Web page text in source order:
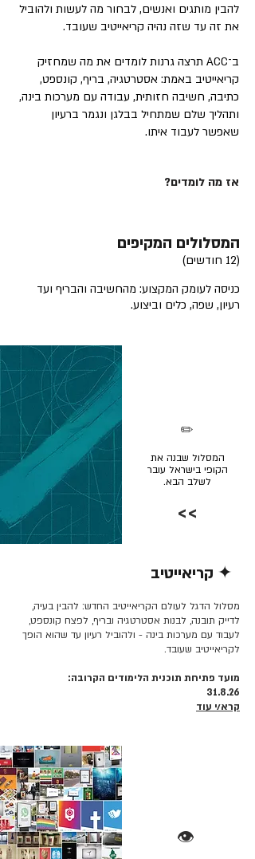
להבין מותגים ואנשים, לבחור מה לעשות ולהוביל
את זה עד שזה נהיה קריאייטיב שעובד.
ב־ACC תרצה גרנות לומדים את מה שמחזיק
קריאייטיב באמת: אסטרטגיה, בריף, קונספט,
כתיבה, חשיבה חזותית, עבודה עם מערכות בינה,
ותהליך שלם שמתחיל בבלגן ונגמר ברעיון
שאפשר לעבוד איתו.
אז מה לומדים?
המסלולים המקיפים
(12 חודשים)
כניסה לעומק המקצוע: מהחשיבה והבריף ועד
רעיון, שפה, כלים וביצוע.
המסלול שבנה את
הקופי בישראל עובר
לשלב הבא.
✏️
>>
✦ קריאייטיב
מסלול הדגל לעולם הקריאייטיב החדש: להבין בעיה,
לדייק תובנה, לבנות אסטרטגיה ובריף, לפצח קונספט,
לעבוד עם מערכות בינה - ולהוביל רעיון עד שהוא הופך
לקריאייטיב שעובד.
מועד פתיחת תוכנית הלימודים הקרובה:
31.8.26
קרא/י עוד
👁️